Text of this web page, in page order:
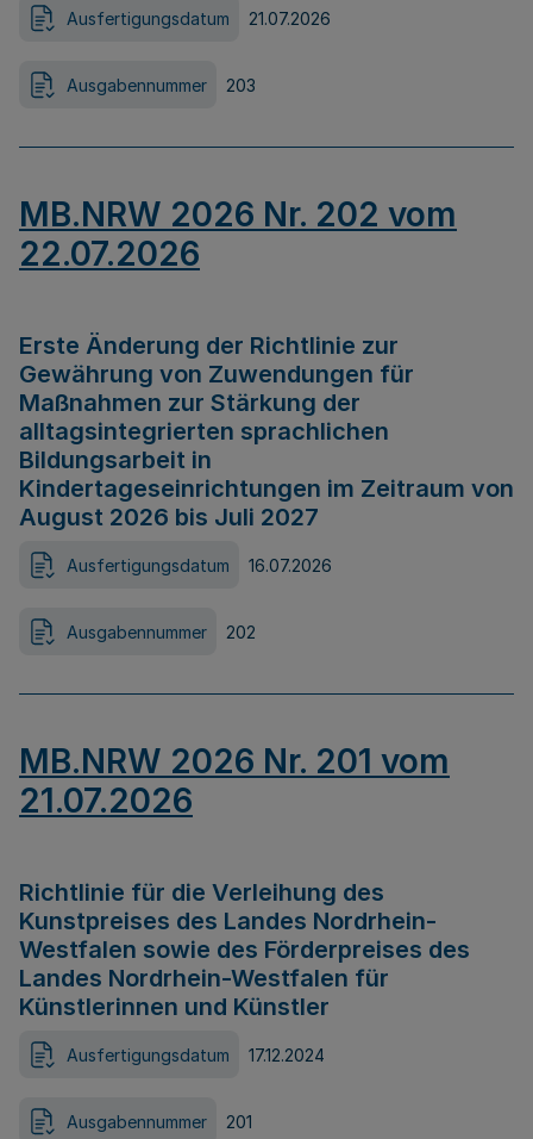
Ausfertigungsdatum 21.07.2026
Ausgabennummer 203
MB.NRW 2026 Nr. 202 vom
22.07.2026
Erste Änderung der Richtlinie zur
Gewährung von Zuwendungen für
Maßnahmen zur Stärkung der
alltagsintegrierten sprachlichen
Bildungsarbeit in
Kindertageseinrichtungen im Zeitraum von
August 2026 bis Juli 2027
Ausfertigungsdatum 16.07.2026
Ausgabennummer 202
MB.NRW 2026 Nr. 201 vom
21.07.2026
Richtlinie für die Verleihung des
Kunstpreises des Landes Nordrhein-
Westfalen sowie des Förderpreises des
Landes Nordrhein-Westfalen für
Künstlerinnen und Künstler
Ausfertigungsdatum 17.12.2024
Ausgabennummer 201